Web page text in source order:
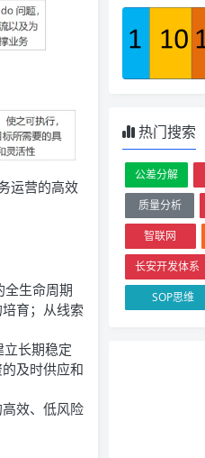
运营的高效
全生命周期
育；从线索
长期稳定
及时供应和
效、低风险
热门搜索
公差分解
质量分析
智联网
长安开发体系
SOP思维